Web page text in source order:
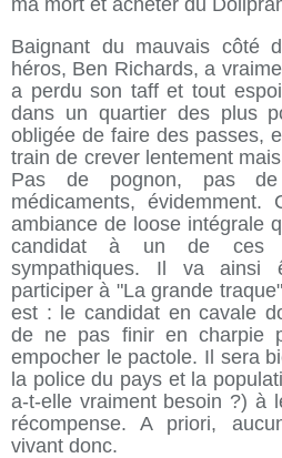
ma mort et acheter du
Baignant du mauvais côté
héros, Ben Richards, a
a perdu son taff et tout
dans un quartier des plus
obligée de faire des passes,
train de crever lentement
Pas de pognon, pas
médicaments,
ambiance de loose intégrale
candidat à un de ces
sympathiques. Il va ainsi
participer à "La grande
est : le candidat en cavale
de ne pas finir en charpie
empocher le pactole. Il sera
la police du pays et la
a-t-elle vraiment besoin ?) à
récompense. A priori,
vivant donc.